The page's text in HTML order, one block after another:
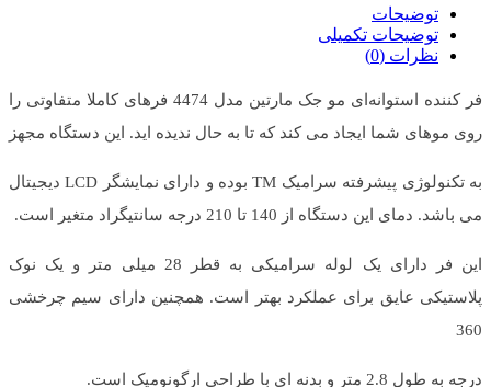
توضیحات
توضیحات تکمیلی
نظرات (0)
فر کننده استوانه‌ای مو جک مارتین مدل 4474 فرهای کاملا متفاوتی را
روی موهای شما ایجاد می کند که تا به حال ندیده اید. این دستگاه مجهز
به تکنولوژی پیشرفته سرامیک TM بوده و دارای نمایشگر LCD دیجیتال
می باشد. دمای این دستگاه از 140 تا 210 درجه سانتیگراد متغیر است.
این فر دارای یک لوله سرامیکی به قطر 28 میلی متر و یک نوک
پلاستیکی عایق برای عملکرد بهتر است. همچنین دارای سیم چرخشی
360
درجه به طول 2.8 متر و بدنه ای با طراحی ارگونومیک است.